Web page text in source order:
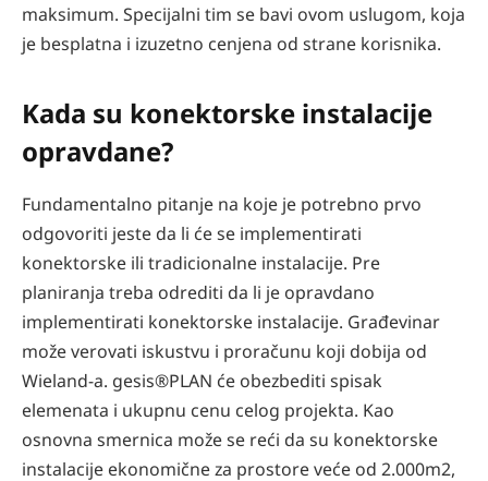
maksimum. Specijalni tim se bavi ovom uslugom, koja
je besplatna i izuzetno cenjena od strane korisnika.
Kada su konektorske instalacije
opravdane?
Fundamentalno pitanje na koje je potrebno prvo
odgovoriti jeste da li će se implementirati
konektorske ili tradicionalne instalacije. Pre
planiranja treba odrediti da li je opravdano
implementirati konektorske instalacije. Građevinar
može verovati iskustvu i proračunu koji dobija od
Wieland-a. gesis®PLAN će obezbediti spisak
elemenata i ukupnu cenu celog projekta. Kao
osnovna smernica može se reći da su konektorske
instalacije ekonomične za prostore veće od 2.000m2,